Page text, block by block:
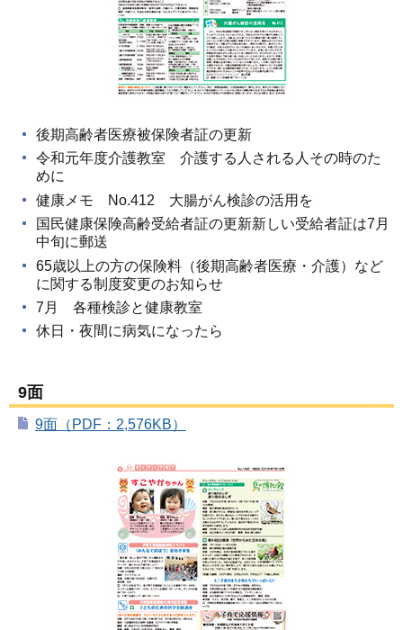
後期高齢者医療被保険者証の更新
令和元年度介護教室 介護する人される人その時のた
めに
健康メモ No.412 大腸がん検診の活用を
国民健康保険高齢受給者証の更新新しい受給者証は7月
中旬に郵送
65歳以上の方の保険料（後期高齢者医療・介護）など
に関する制度変更のお知らせ
7月 各種検診と健康教室
休日・夜間に病気になったら
9面
9面（PDF：2,576KB）